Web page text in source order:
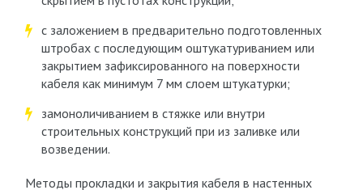
с заложением в предварительно подготовленных
штробах с последующим оштукатуриванием или
закрытием зафиксированного на поверхности
кабеля как минимум 7 мм слоем штукатурки;
замоноличиванием в стяжке или внутри
строительных конструкций при из заливке или
возведении.
Методы прокладки и закрытия кабеля в настенных